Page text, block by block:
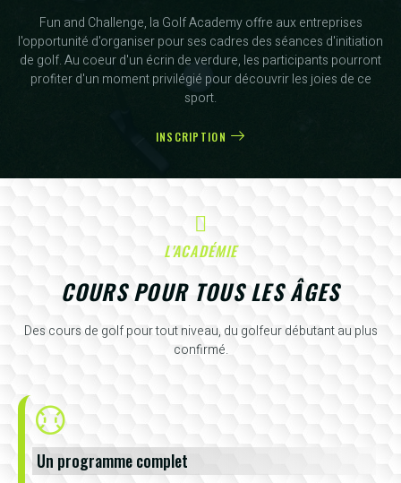
Fun and Challenge, la Golf Academy offre aux entreprises
l'opportunité d'organiser pour ses cadres des séances d'initiation
de golf. Au coeur d'un écrin de verdure, les participants pourront
profiter d'un moment privilégié pour découvrir les joies de ce
sport.
INSCRIPTION
L'ACADÉMIE
COURS POUR TOUS LES ÂGES
Des cours de golf pour tout niveau, du golfeur débutant au plus
confirmé.
Un programme complet